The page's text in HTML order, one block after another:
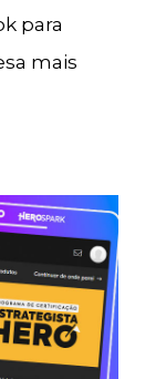
para
mais